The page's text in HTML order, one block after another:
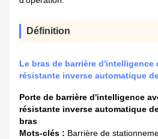
Définition
Le bras de barrière d'intelligence
résistante inverse automatique
Porte de barrière d'intelligence
résistante inverse automatique
bras
Mots-clés : Barrière de